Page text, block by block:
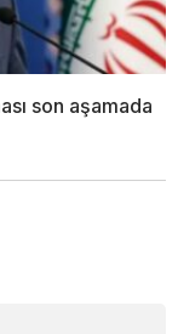
son aşamada